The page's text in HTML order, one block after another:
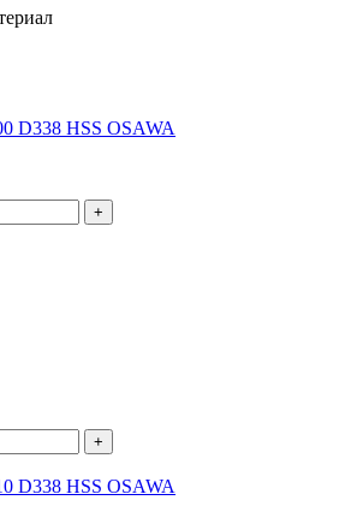
D338 HSS OSAWA
+
+
D338 HSS OSAWA